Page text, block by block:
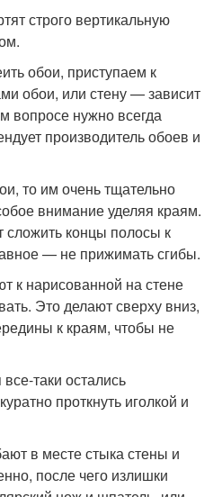
строго вертикальную
обои, приступаем к
обои, или стену — зависит
вопросе нужно всегда
производитель обоев и
то им очень тщательно
внимание уделяя краям.
сложить концы полосы к
— не прижимать сгибы.
к нарисованной на стене
Это делают сверху вниз,
к краям, чтобы не
таки остались
проткнуть иголкой и
в месте стыка стены и
после чего излишки